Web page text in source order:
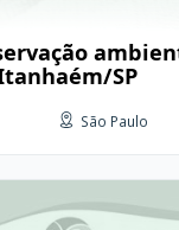
SP
São Paulo